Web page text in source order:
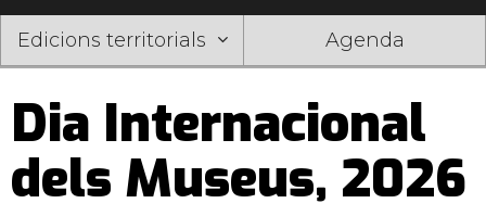
Edicions territorials Agenda
Dia Internacional
dels Museus, 2026